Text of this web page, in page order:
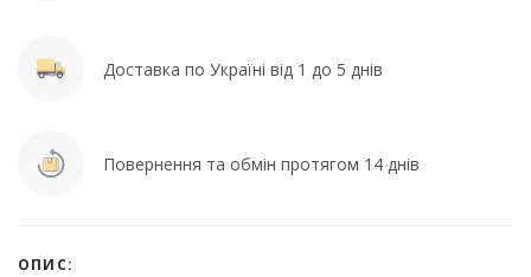
Доставка по Україні від 1 до 5 днів
Повернення та обмін протягом 14 днів
ОПИС: